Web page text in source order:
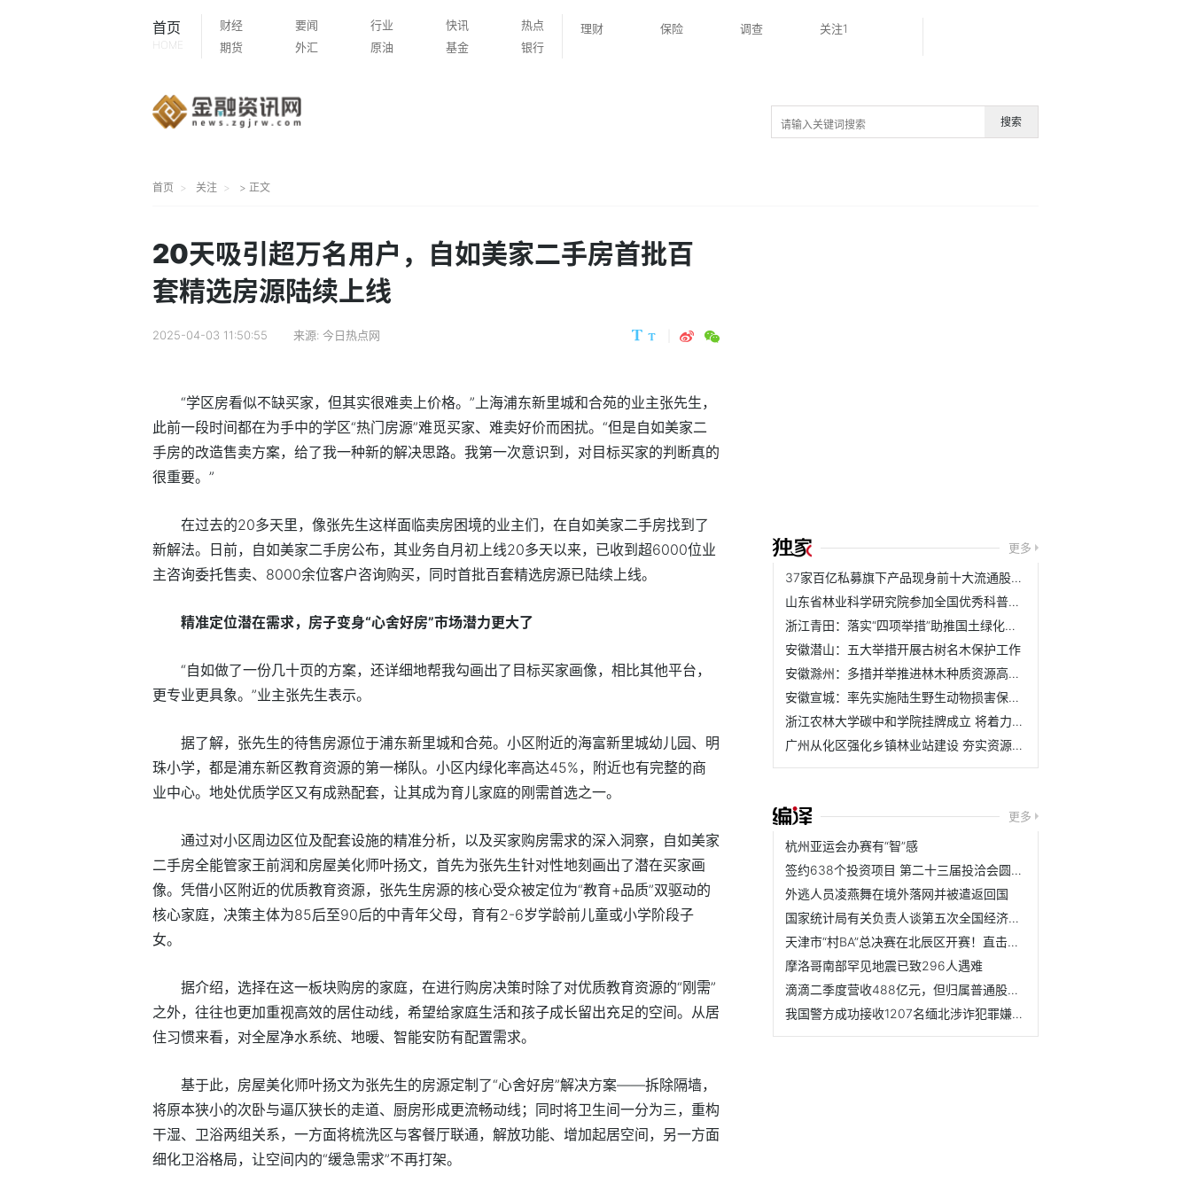
首页
HOME
财经 要闻 行业 快讯
热点
期货
外汇 原油 基金 银行
理财 保险 调查 关注1
搜索
首页 关注 > 正文
20天吸引超万名用户，自如美家二手房首批百
套精选房源陆续上线
2025-04-03 11:50:55 来源: 今日热点网
“学区房看似不缺买家，但其实很难卖上价格。”上海浦东新里城和合苑的业主张先生，
此前一段时间都在为手中的学区“热门房源”难觅买家、难卖好价而困扰。“但是自如美家二
手房的改造售卖方案，给了我一种新的解决思路。我第一次意识到，对目标买家的判断真的
很重要。”
在过去的20多天里，像张先生这样面临卖房困境的业主们，在自如美家二手房找到了
新解法。日前，自如美家二手房公布，其业务自月初上线20多天以来，已收到超6000位业
主咨询委托售卖、8000余位客户咨询购买，同时首批百套精选房源已陆续上线。
精准定位潜在需求，房子变身“心舍好房”市场潜力更大了
“自如做了一份几十页的方案，还详细地帮我勾画出了目标买家画像，相比其他平台，
更专业更具象。”业主张先生表示。
据了解，张先生的待售房源位于浦东新里城和合苑。小区附近的海富新里城幼儿园、明
珠小学，都是浦东新区教育资源的第一梯队。小区内绿化率高达45%，附近也有完整的商
业中心。地处优质学区又有成熟配套，让其成为育儿家庭的刚需首选之一。
通过对小区周边区位及配套设施的精准分析，以及买家购房需求的深入洞察，自如美家
二手房全能管家王前润和房屋美化师叶扬文，首先为张先生针对性地刻画出了潜在买家画
像。凭借小区附近的优质教育资源，张先生房源的核心受众被定位为“教育+品质”双驱动的
核心家庭，决策主体为85后至90后的中青年父母，育有2-6岁学龄前儿童或小学阶段子
女。
据介绍，选择在这一板块购房的家庭，在进行购房决策时除了对优质教育资源的“刚需”
之外，往往也更加重视高效的居住动线，希望给家庭生活和孩子成长留出充足的空间。从居
住习惯来看，对全屋净水系统、地暖、智能安防有配置需求。
基于此，房屋美化师叶扬文为张先生的房源定制了“心舍好房”解决方案——拆除隔墙，
将原本狭小的次卧与逼仄狭长的走道、厨房形成更流畅动线；同时将卫生间一分为三，重构
干湿、卫浴两组关系，一方面将梳洗区与客餐厅联通，解放功能、增加起居空间，另一方面
细化卫浴格局，让空间内的“缓急需求”不再打架。
更多
37家百亿私募旗下产品现身前十大流通股名单
山东省林业科学研究院参加全国优秀科普作品评选活动
浙江青田：落实“四项举措”助推国土绿化取得新成效
安徽潜山：五大举措开展古树名木保护工作
安徽滁州：多措并举推进林木种质资源高质量发展
安徽宣城：率先实施陆生野生动物损害保险理赔机制
浙江农林大学碳中和学院挂牌成立 将着力培养具有碳中和与农...
广州从化区强化乡镇林业站建设 夯实资源管护基层基础
更多
杭州亚运会办赛有“智”感
签约638个投资项目 第二十三届投洽会圆满落幕
外逃人员凌燕舞在境外落网并被遣返回国
国家统计局有关负责人谈第五次全国经济普查进展
天津市“村BA”总决赛在北辰区开赛！直击揭幕战！
摩洛哥南部罕见地震已致296人遇难
滴滴二季度营收488亿元，但归属普通股东净亏
我国警方成功接收1207名缅北涉诈犯罪嫌疑人